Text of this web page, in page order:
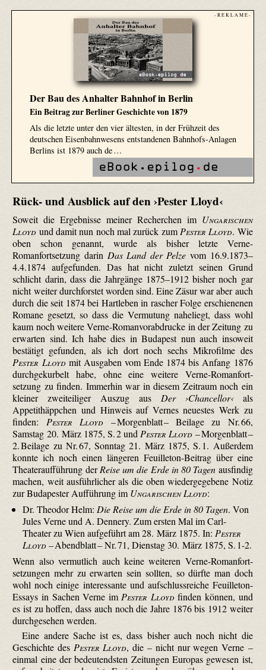
- R E K L A M E -
Der Bau des Anhalter Bahnhof in Berlin
Ein Beitrag zur Berliner Geschichte von 1879
Als die letzte unter den vier ältesten, in der Frühzeit des
deutschen Eisenbahnwesens entstandenen Bahnhofs-Anlagen
Berlins ist 1879 auch de …
Rück- und Ausblick auf den ›Pester Lloyd‹
Soweit die Ergebnisse meiner Recherchen im Ungarischen
Lloyd und damit nun noch mal zurück zum Pester Lloyd. Wie
oben schon genannt, wurde als bisher letzte Verne-
Romanfortsetzung darin Das Land der Pelze vom 16.9.1873–
4.4.1874 aufgefunden. Das hat nicht zuletzt seinen Grund
schlicht darin, dass die Jahrgänge 1875–1912 bisher noch gar
nicht weiter durchforstet worden sind. Eine Zäsur war aber auch
durch die seit 1874 bei Hartleben in rascher Folge erschienenen
Romane gesetzt, so dass die Vermutung naheliegt, dass wohl
kaum noch weitere Verne-Roman­vorab­drucke in der Zeitung zu
erwarten sind. Ich habe dies in Budapest nun auch insoweit
bestätigt gefunden, als ich dort noch sechs Mikrofilme des
Pester Lloydmit Ausgaben vom Ende 1874 bis Anfang 1876
durchgekurbelt habe, ohne eine weitere Verne-Roman­fort­
setzung zu finden. Immerhin war in diesem Zeitraum noch ein
kleiner zweiteiliger Auszug aus Der ›Chancellor‹als
Appetithäppchen und Hinweis auf Vernes neuestes Werk zu
finden: Pester Lloyd – Morgenblatt – Beilage zu Nr. 66,
Samstag 20. März 1875, S. 2 und Pester Lloyd – Morgenblatt –
2. Beilage zu Nr. 67, Sonntag 21. März 1875, S. 1. Außerdem
konnte ich noch einen längeren Feuilleton-Beitrag über eine
Theateraufführung derReise um die Erde in 80 Tagen ausfindig
machen, weit ausführlicher als die oben wiedergegebene Notiz
zur Budapester Aufführung im Ungarischen Lloyd:
Dr. Theodor Helm: Die Reise um die Erde in 80 Tagen. Von
Jules Verne und A. Dennery. Zum ersten Mal im Carl-
Theater zu Wien aufgeführt am 28. März 1875. In: Pester
Lloyd– Abendblatt – Nr. 71, Dienstag 30. März 1875, S. 1-2.
Wenn also vermutlich auch keine weiteren Verne-Roman­fort­
setzungen mehr zu erwarten sein sollten, so dürfte man doch
wohl noch einige interessante und aufschlussreiche Feuilleton-
Essays in Sachen Verne im Pester Lloydfinden können, und
es ist zu hoffen, dass auch noch die Jahre 1876 bis 1912 weiter
durchgesehen werden.
Eine andere Sache ist es, dass bisher auch noch nicht die
Geschichte des Pester Lloyd, die – nicht nur wegen Verne –
einmal eine der bedeutendsten Zeitungen Europas gewesen ist,